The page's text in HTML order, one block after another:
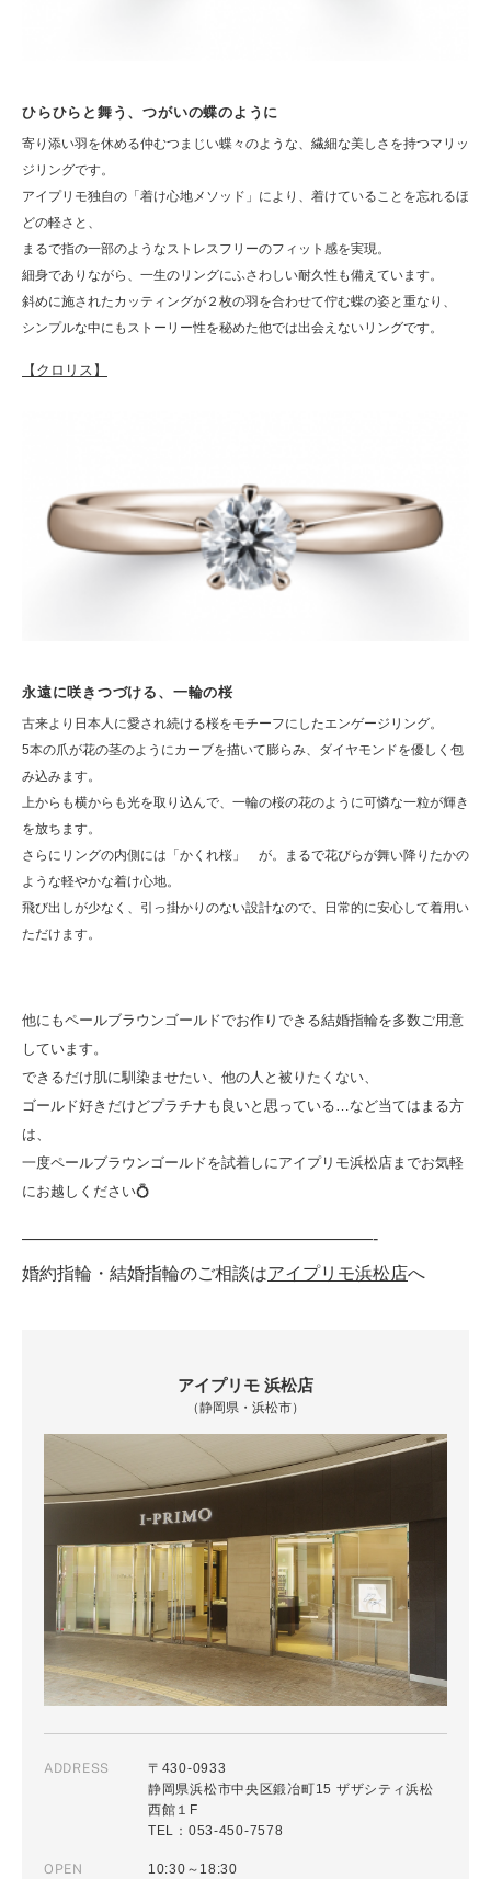
ひらひらと舞う、つがいの蝶のように
寄り添い羽を休める仲むつまじい蝶々のような、繊細な美しさを持つマリッ
ジリングです。
アイプリモ独自の「着け心地メソッド」により、着けていることを忘れるほ
どの軽さと、
まるで指の一部のようなストレスフリーのフィット感を実現。
細身でありながら、一生のリングにふさわしい耐久性も備えています。
斜めに施されたカッティングが２枚の羽を合わせて佇む蝶の姿と重なり、
シンプルな中にもストーリー性を秘めた他では出会えないリングです。
【クロリス】
永遠に咲きつづける、一輪の桜
古来より日本人に愛され続ける桜をモチーフにしたエンゲージリング。
5本の爪が花の茎のようにカーブを描いて膨らみ、ダイヤモンドを優しく包
み込みます。
上からも横からも光を取り込んで、一輪の桜の花のように可憐な一粒が輝き
を放ちます。
さらにリングの内側には「かくれ桜」 が。まるで花びらが舞い降りたかの
ような軽やかな着け心地。
飛び出しが少なく、引っ掛かりのない設計なので、日常的に安心して着用い
ただけます。
他にもペールブラウンゴールドでお作りできる結婚指輪を多数ご用意
しています。
できるだけ肌に馴染ませたい、他の人と被りたくない、
ゴールド好きだけどプラチナも良いと思っている…など当てはまる方
は、
一度ペールブラウンゴールドを試着しにアイプリモ浜松店までお気軽
にお越しください💍
————————————————————-
婚約指輪・結婚指輪のご相談はアイプリモ浜松店へ
アイプリモ 浜松店
（静岡県・浜松市）
ADDRESS
〒430-0933
静岡県浜松市中央区鍛冶町15 ザザシティ浜松
西館１F
TEL：053-450-7578
OPEN 10:30～18:30